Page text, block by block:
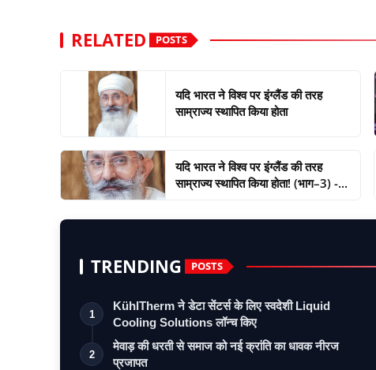
RELATED POSTS
यदि भारत ने विश्व पर इंग्लैंड की तरह
साम्राज्य स्थापित किया होता
यदि भारत ने विश्व पर इंग्लैंड की तरह
साम्राज्य स्थापित किया होता! (भाग–3) -...
TRENDING POSTS
1
KühlTherm ने डेटा सेंटर्स के लिए स्वदेशी Liquid
Cooling Solutions लॉन्च किए
2
मेवाड़ की धरती से समाज को नई क्रांति का धावक नीरज
प्रजापत